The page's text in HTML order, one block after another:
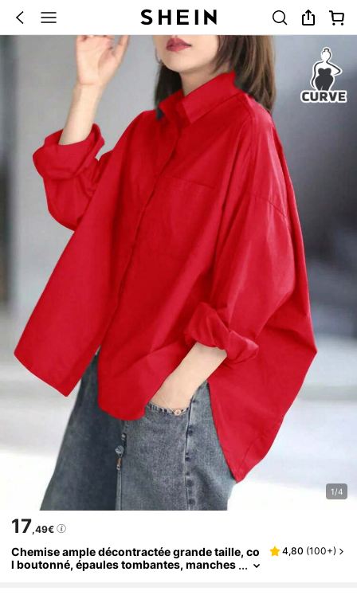
1/4
17,49€
Chemise ample décontractée grande taille, co
l boutonné, épaules tombantes, manches
4,80 (100+)